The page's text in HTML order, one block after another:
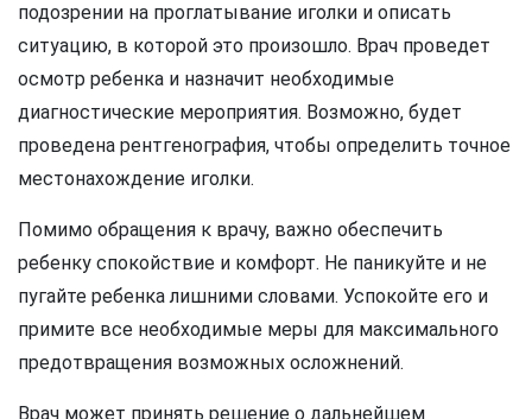
подозрении на проглатывание иголки и описать
ситуацию, в которой это произошло. Врач проведет
осмотр ребенка и назначит необходимые
диагностические мероприятия. Возможно, будет
проведена рентгенография, чтобы определить точное
местонахождение иголки.
Помимо обращения к врачу, важно обеспечить
ребенку спокойствие и комфорт. Не паникуйте и не
пугайте ребенка лишними словами. Успокойте его и
примите все необходимые меры для максимального
предотвращения возможных осложнений.
Врач может принять решение о дальнейшем